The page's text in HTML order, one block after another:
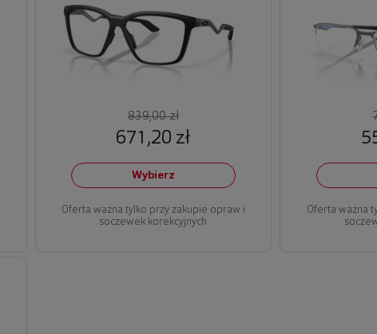
839,00 zł
671,20 zł
Wybierz
Oferta ważna tylko przy zakupie opraw i
soczewek korekcyjnych
Oferta ważna